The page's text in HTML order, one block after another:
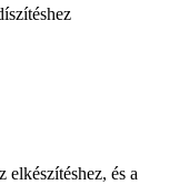
elkészítéshez, és a